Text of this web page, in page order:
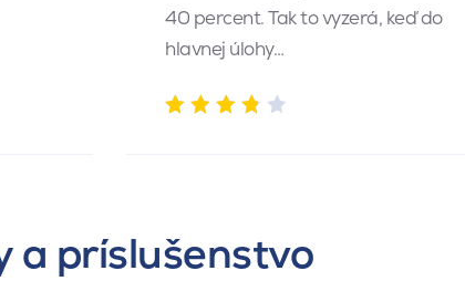
40 percent. Tak to vyzerá, keď do
hlavnej úlohy…
a príslušenstvo